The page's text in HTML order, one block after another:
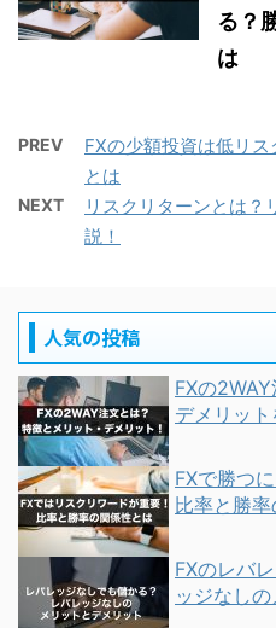
る？
は
PREV
FXの少額投資は低リ
とは
NEXT
リスクリターンとは？
説！
人気の投稿
FXの
デメリット
FXで勝つ
比率と勝
FXのレバ
ッジなし